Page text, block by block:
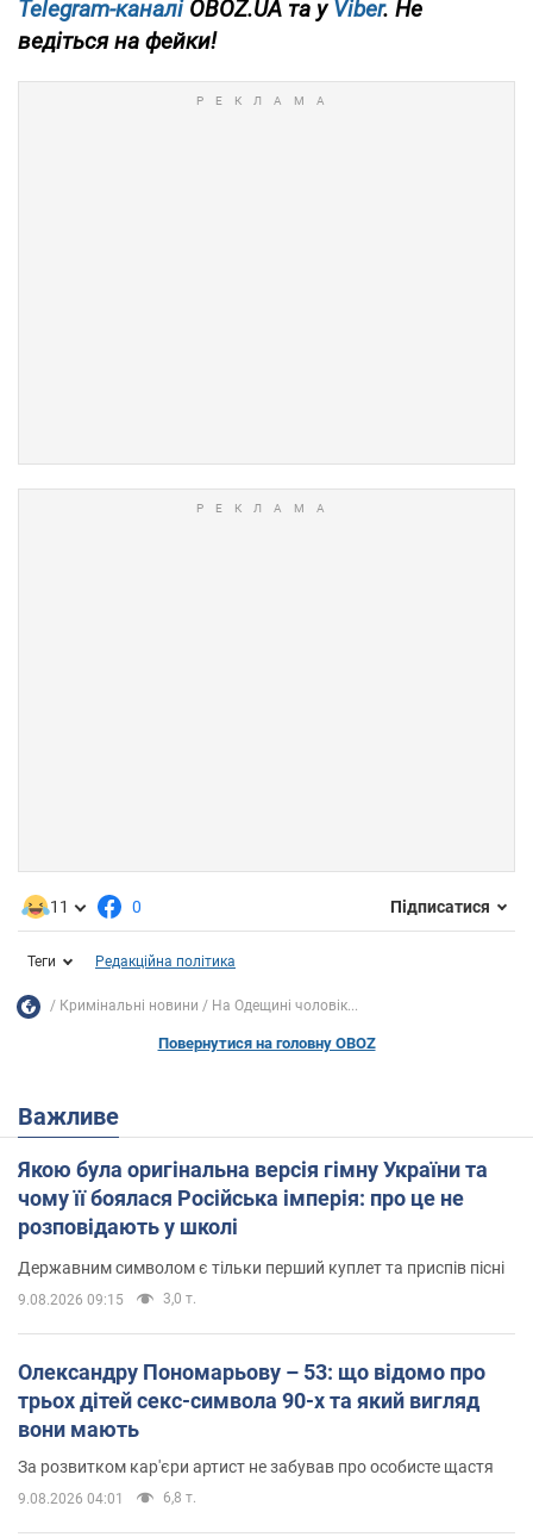
Telegram-каналіOBOZ.UA та уViber. Не
ведіться на фейки!
11 0 Підписатися
Теги Редакційна політика
Кримінальні новини На Одещині чоловік...
Повернутися на головну OBOZ
Важливе
Якою була оригінальна версія гімну України та
чому її боялася Російська імперія: про це не
розповідають у школі
Державним символом є тільки перший куплет та приспів пісні
9.08.2026 09:15 3,0 т.
Олександру Пономарьову – 53: що відомо про
трьох дітей секс-символа 90-х та який вигляд
вони мають
За розвитком кар'єри артист не забував про особисте щастя
9.08.2026 04:01 6,8 т.